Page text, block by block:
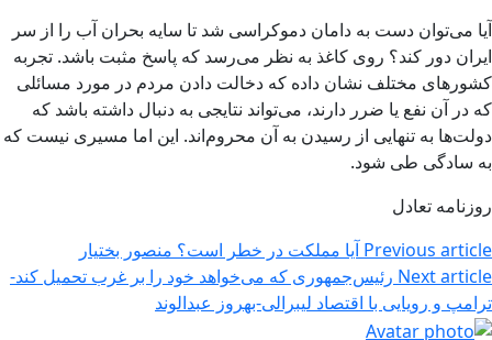
آیا می‌توان دست به دامان دموکراسی شد تا سایه بحران آب را از سر
ایران دور کند؟ روی کاغذ به نظر می‌رسد که پاسخ مثبت باشد. تجربه
کشورهای مختلف نشان داده که دخالت دادن مردم در مورد مسائلی
که در آن نفع یا ضرر دارند، می‌تواند نتایجی به دنبال داشته باشد که
دولت‌ها به تنهایی از رسیدن به آن محروم‌اند. این اما مسیری نیست که
به سادگی طی شود.
روزنامه تعادل
Previous article آیا مملکت در خطر است؟ منصور بختیار
Next article رئیس‌جمهوری که می‌خواهد خود را بر غرب تحمیل کند-
ترامپ و رویایی با اقتصاد لیبرالی-بهروز عبدالوند